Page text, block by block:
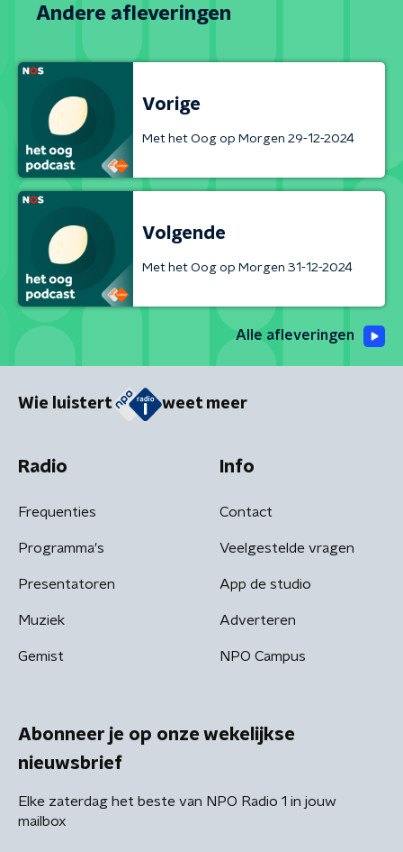
Andere afleveringen
Vorige
Met het Oog op Morgen 29-12-2024
Volgende
Met het Oog op Morgen 31-12-2024
Alle afleveringen
Wie luistert weet meer
Radio
Frequenties
Programma's
Presentatoren
Muziek
Gemist
Info
Contact
Veelgestelde vragen
App de studio
Adverteren
NPO Campus
Abonneer je op onze wekelijkse
nieuwsbrief
Elke zaterdag het beste van NPO Radio 1 in jouw
mailbox